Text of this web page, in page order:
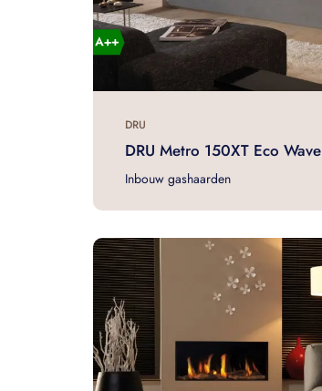
DRU
DRU Metro 150XT Eco Wave
Inbouw gashaarden